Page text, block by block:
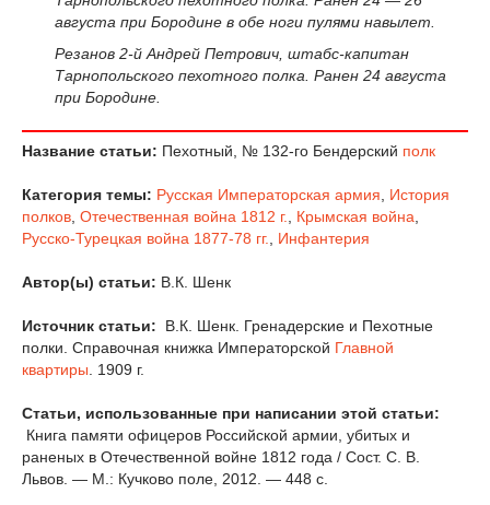
августа при Бородине в обе ноги пулями навылет.
Резанов 2-й Андрей Петрович, штабс-капитан
Тарнопольского пехотного полка. Ранен 24 августа
при Бородине.
Название статьи: Пехотный, № 132-го Бендерский полк
Категория темы: Русская Императорская армия, История
полков, Отечественная война 1812 г., Крымская война,
Русско-Турецкая война 1877-78 гг., Инфантерия
Автор(ы) статьи: В.К. Шенк
Источник статьи:
В.К. Шенк. Гренадерские и Пехотные
полки. Справочная книжка Императорской Главной
квартиры. 1909 г.
Статьи, использованные при написании этой статьи:
Книга памяти офицеров Российской армии, убитых и
раненых в Отечественной войне 1812 года / Сост. С. В.
Львов. — М.: Кучково поле, 2012. — 448 с.